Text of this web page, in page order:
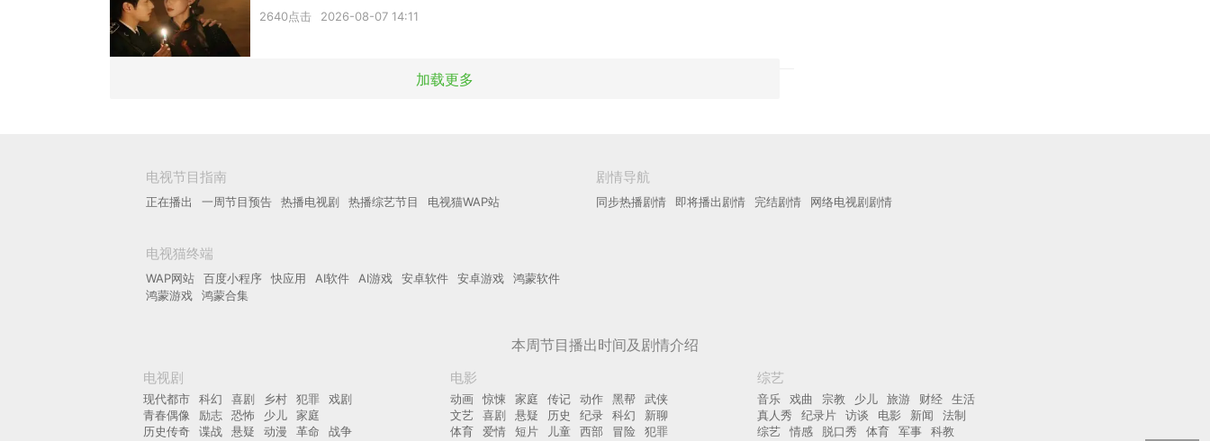
2640点击 2026-08-07 14:11
加载更多
电视节目指南
正在播出 一周节目预告 热播电视剧 热播综艺节目 电视猫WAP站
剧情导航
同步热播剧情 即将播出剧情 完结剧情 网络电视剧剧情
电视猫终端
WAP网站 百度小程序 快应用 AI软件 AI游戏 安卓软件 安卓游戏
鸿蒙软件
鸿蒙游戏
鸿蒙合集
本周节目播出时间及剧情介绍
电视剧
现代都市 科幻 喜剧 乡村 犯罪
戏剧
青春偶像
励志 恐怖 少儿
家庭
历史传奇
谍战 悬疑 动漫 革命
战争
电影
动画 惊悚 家庭 传记 动作 黑帮
武侠
文艺
喜剧 悬疑 历史 纪录 科幻
新聊
体育
爱情 短片 儿童 西部 冒险
犯罪
综艺
音乐 戏曲 宗教 少儿 旅游 财经
生活
真人秀
纪录片 访谈 电影 新闻
法制
综艺
情感 脱口秀 体育 军事 科教